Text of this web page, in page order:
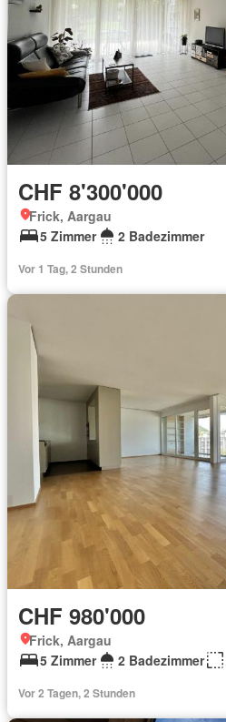
CHF 8'300'000
Frick, Aargau
5 Zimmer
2 Badezimmer
Vor 1 Tag, 2 Stunden
CHF 980'000
Frick, Aargau
5 Zimmer
2 Badezimmer
Vor 2 Tagen, 2 Stunden